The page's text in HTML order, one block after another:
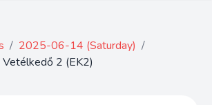
/ 2025-06-14 (Saturday) /
2 (EK2)